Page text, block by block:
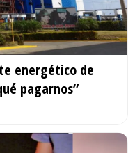
energético de
pagarnos”